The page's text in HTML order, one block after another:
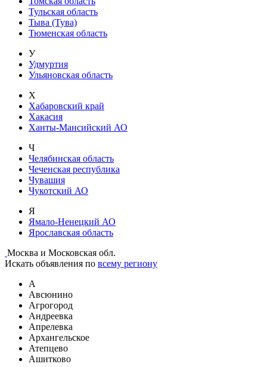
Тульская область
Тыва (Тува)
Тюменская область
У
Удмуртия
Ульяновская область
Х
Хабаровский край
Хакасия
Ханты-Мансийский АО
Ч
Челябинская область
Чеченская республика
Чувашия
Чукотский АО
Я
Ямало-Ненецкий АО
Ярославская область
Москва и Московская обл.
Искать объявления по всему региону
А
Авсюнино
Агрогород
Андреевка
Апрелевка
Архангельское
Атепцево
Ашитково